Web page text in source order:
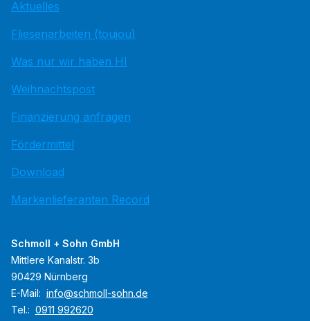
Aktuelles
Fliesenarbeiten (toujou)
Was nur wir haben HI
Weihnachtspost
Finanzierung anfragen
Fördermittel
Download
Markenlieferanten Record
Schmoll + Sohn GmbH
Mittlere Kanalstr. 3b
90429 Nürnberg
E-Mail: info@schmoll-sohn.de
Tel.: 0911 992620